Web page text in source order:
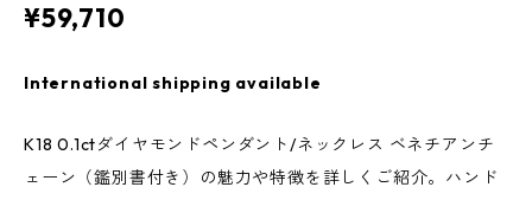
¥59,710
International shipping available
K18 0.1ctダイヤモンドペンダント/ネックレス ベネチアンチ
ェーン（鑑別書付き）の魅力や特徴を詳しくご紹介。ハンド